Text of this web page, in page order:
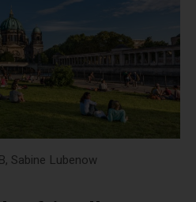
Sabine Lubenow